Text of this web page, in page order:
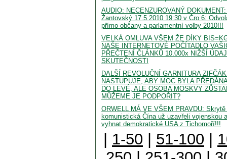
AUDIO: NECENZUROVANÝ
Žantovský 17.5.2010 19:30 v Čro 6:
přímo občany a parlamentní volby 2010!!!
VELKÁ OMLUVA VŠEM ŽE DÍKY
NAŠE INTERNETOVÉ POČÍTADLO
PŘEČTENÍ ČLÁNKŮ 10.000x NIŽŠÍ
SKUTEČNOSTI
DALŠÍ REVOLUČNÍ GARNITURA
NASTUPUJE, ABY MOC BYLA
DO LEVÉ, ALE OSOBA MOSKVY
MŮŽEME JE PODPOŘIT?
ORWELL MÁ VE VŠEM PRAVDU:
komunistická Čína už uzavřeli vojenskou
vyhnat demokratické USA z Tichomoří!!!
| 1-50 | 51-100 |